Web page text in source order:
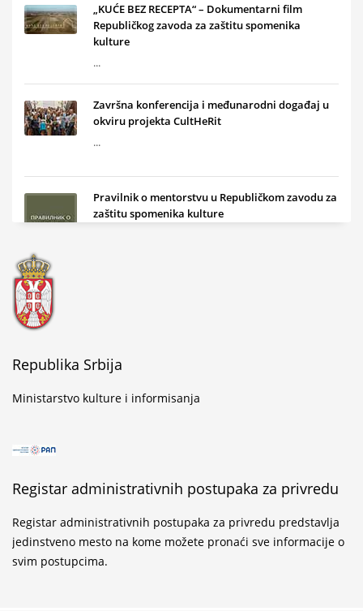
„KUĆE BEZ RECEPTA“ – Dokumentarni film
Republičkog zavoda za zaštitu spomenika
kulture
...
Završna konferencija i međunarodni događaj u
okviru projekta CultHeRit
...
Pravilnik o mentorstvu u Republičkom zavodu za
zaštitu spomenika kulture
...
Konzervatorsko-restauratorski radovi na Altun-
alem džamiji u Novom Pazaru
Republika Srbija
Ministarstvo kulture i informisanja
Registar administrativnih postupaka za privredu
Registar administrativnih postupaka za privredu predstavlja
jedinstveno mesto na kome možete pronaći sve informacije o
svim postupcima.